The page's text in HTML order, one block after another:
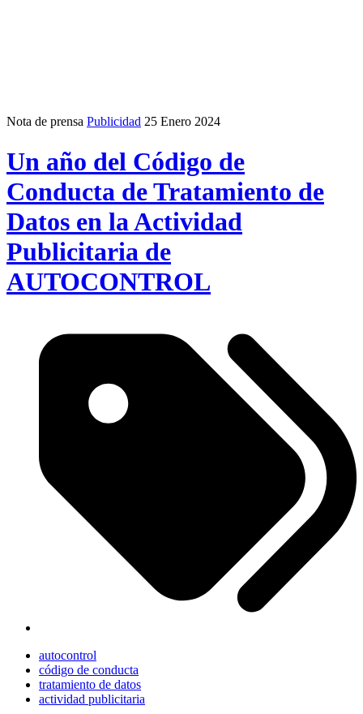
Nota de prensa Publicidad 25 Enero 2024
Un año del Código de
Conducta de Tratamiento de
Datos en la Actividad
Publicitaria de
AUTOCONTROL
autocontrol
código de conducta
tratamiento de datos
actividad publicitaria